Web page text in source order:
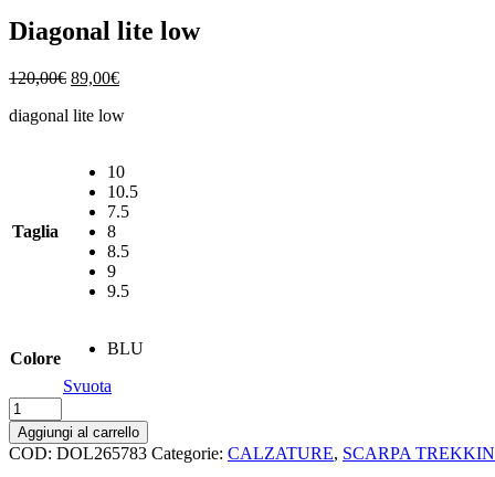
Diagonal lite low
120,00€ Il
originale
89,00€Il
attuale
diagonal lite low
Taglia
10
10.5
7.5
8
8.5
9
9.5
Colore
BLU
Svuota
Diagonal
lite
low
quantità
Aggiungi al carrello
COD: DOL265783 Categorie: CALZATURE, SCARPA